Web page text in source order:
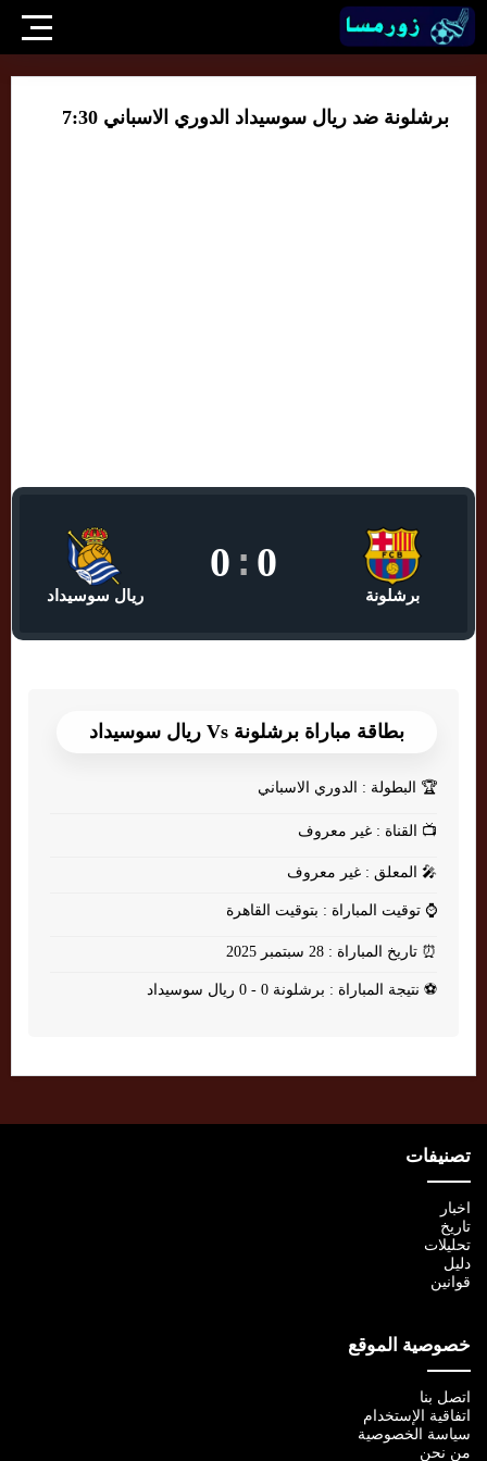
برشلونة ضد ريال سوسيداد الدوري الاسباني 7:30
برشلونة
0
:
0
ريال سوسيداد
بطاقة مباراة برشلونة Vs ريال سوسيداد
🏆 البطولة : الدوري الاسباني
📺 القناة : غير معروف
🎤 المعلق : غير معروف
⌚ توقيت المباراة : بتوقيت القاهرة
⏰ تاريخ المباراة : 28 سبتمبر 2025
⚽ نتيجة المباراة : برشلونة 0 - 0 ريال سوسيداد
تصنيفات
اخبار
تاريخ
تحليلات
دليل
قوانين
خصوصية الموقع
اتصل بنا
اتفاقية الإستخدام
سياسة الخصوصية
من نحن